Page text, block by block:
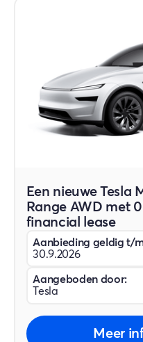
Een nieuwe Tesla
Range AWD met
financial lease
Aanbieding geldig t/
30.9.2026
Aangeboden door:
Tesla
Meer